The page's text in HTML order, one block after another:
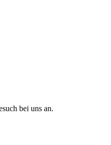
bei uns an.